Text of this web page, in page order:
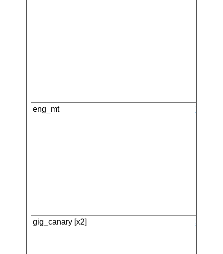
eng_mt
gig_canary [x2] SAP